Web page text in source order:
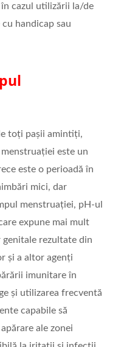
în cazul utilizării la/de
handicap sau
toți pașii amintiți,
este un
este o perioadă în
mici, dar
menstruației, pH-ul
expune mai mult
rezultate din
și a altor agenți
imunitare în
și utilizarea frecventă
capabile să
ale zonei